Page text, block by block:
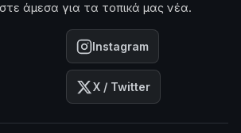
άμεσα για τα τοπικά μας νέα.
Instagram
X / Twitter